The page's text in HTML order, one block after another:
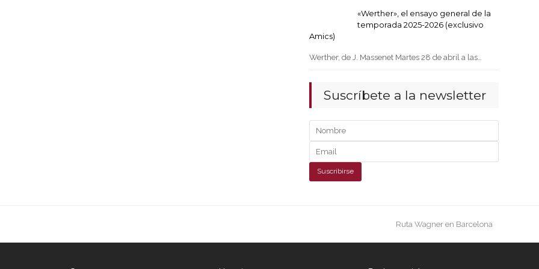
«Werther», el ensayo general de la
temporada 2025-2026 (exclusivo
Amics)
Werther, de J. Massenet Martes 28 de abril a las…
Suscríbete a la newsletter
next
Ruta Wagner en Barcelona